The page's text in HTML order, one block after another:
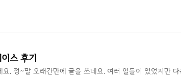
는대로 되는 일이 없지요. 2등, 4등 짝수 등수가 메모리였으나
니까 그냥 편하게 날름 날름 썼더니 이런 ..
스 후기
. 정~말 오래간만에 글을 쓰네요. 여러 일들이 있었지만